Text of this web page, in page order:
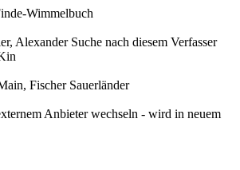
Wimmelbuch
Alexander Suche nach diesem Verfasser
Fischer Sauerländer
Anbieter wechseln - wird in neuem